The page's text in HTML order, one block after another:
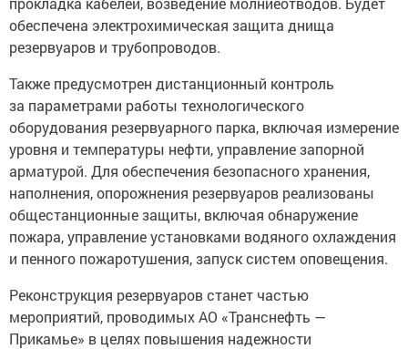
обеспечена электрохимическая защита днища
резервуаров и трубопроводов.
Также предусмотрен дистанционный контроль
за параметрами работы технологического
оборудования резервуарного парка, включая измерение
уровня и температуры нефти, управление запорной
арматурой. Для обеспечения безопасного хранения,
наполнения, опорожнения резервуаров реализованы
общестанционные защиты, включая обнаружение
пожара, управление установками водяного охлаждения
и пенного пожаротушения, запуск систем оповещения.
Реконструкция резервуаров станет частью
мероприятий, проводимых АО «Транснефть —
Прикамье» в целях повышения надежности